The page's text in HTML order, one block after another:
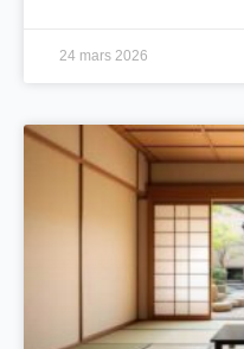
24 mars 2026